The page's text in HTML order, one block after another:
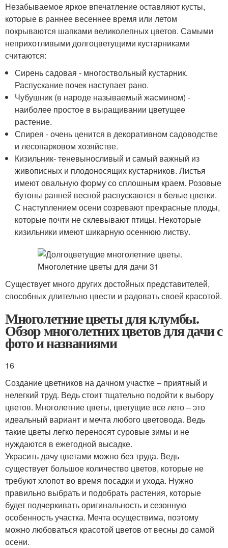
Незабываемое яркое впечатление оставляют кусты,
которые в раннее весеннее время или летом
покрываются шапками великолепных цветов. Самыми
неприхотливыми долгоцветущими кустарниками
считаются:
Сирень садовая - многоствольный кустарник.
Распускание почек наступает рано.
Чубушник (в народе называемый жасмином) -
наиболее простое в выращивании цветущее
растение.
Спирея - очень ценится в декоративном садоводстве
и лесопарковом хозяйстве.
Кизильник- теневыносливый и самый важный из
живописных и плодоносящих кустарников. Листья
имеют овальную форму со сплошным краем. Розовые
бутоны ранней весной распускаются в белые цветки.
С наступлением осени созревают прекрасные плоды,
которые почти не склевывают птицы. Некоторые
кизильники имеют шикарную осеннюю листву.
Существует много других достойных представителей,
способных длительно цвести и радовать своей красотой.
Многолетние цветы для клумбы.
Обзор многолетних цветов для дачи с
фото и названиями
16
Создание цветников на дачном участке – приятный и
нелегкий труд. Ведь стоит тщательно подойти к выбору
цветов. Многолетние цветы, цветущие все лето – это
идеальный вариант и мечта любого цветовода. Ведь
такие цветы легко переносят суровые зимы и не
нуждаются в ежегодной высадке.
Украсить дачу цветами можно без труда. Ведь
существует большое количество цветов, которые не
требуют хлопот во время посадки и ухода. Нужно
правильно выбрать и подобрать растения, которые
будет подчеркивать оригинальность и сезонную
особенность участка. Мечта осуществима, поэтому
можно любоваться красотой цветов от весны до самой
осени.